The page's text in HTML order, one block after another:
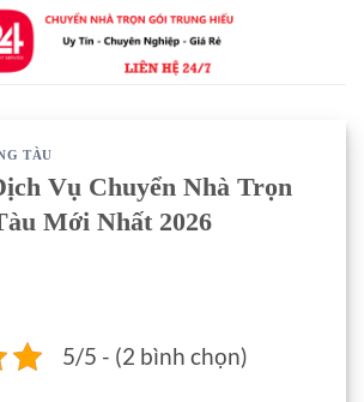
TÀU
Vụ Chuyển Nhà Trọn
Mới Nhất 2026
5/5 - (2 bình chọn)